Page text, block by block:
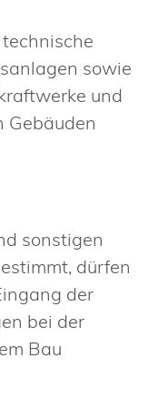
sowie
und
Gebäuden
sonstigen
dürfen
der
bei der
Bau